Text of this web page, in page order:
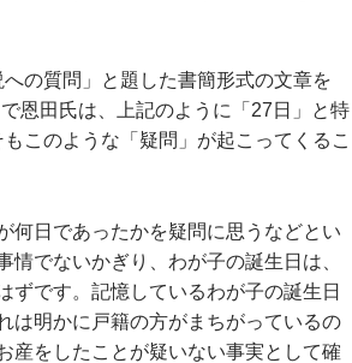
の質問」と題した書簡形式の文章を
恩田氏は、上記のように「27日」と特
このような「疑問」が起こってくるこ
日であったかを疑問に思うなどとい
でないかぎり、わが子の誕生日は、
ずです。記憶しているわが子の誕生日
は明かに戸籍の方がまちがっているの
産をしたことが疑いない事実として確